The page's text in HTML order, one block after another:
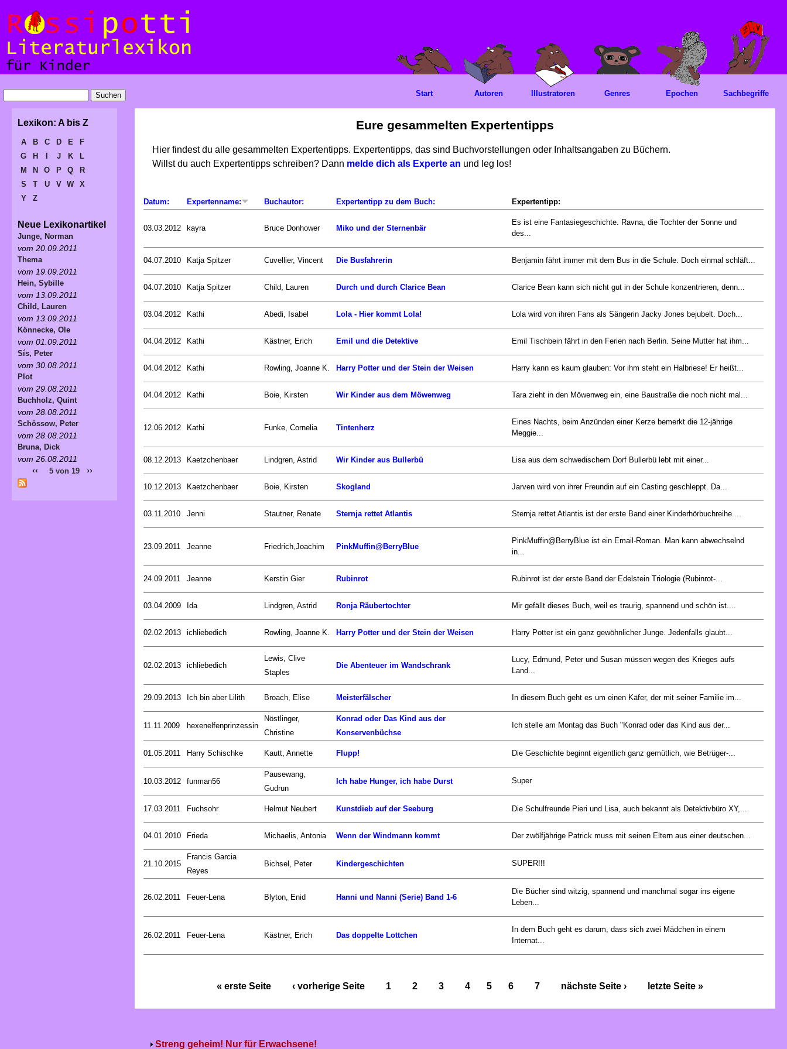
Eure gesammelten Expertentipps
Hier findest du alle gesammelten Expertentipps. Expertentipps, das sind Buchvorstellungen oder Inhaltsangaben zu Büchern.
Willst du auch Expertentipps schreiben? Dann melde dich als Experte an und leg los!
Datum: Expertenname: Buchautor: Expertentipp zu dem Buch: Expertentipp:
03.03.2012 kayra Bruce Donhower Miko und der Sternenbär
Es ist eine Fantasiegeschichte. Ravna, die Tochter der Sonne und
des...
04.07.2010 Katja Spitzer Cuvellier, Vincent Die Busfahrerin Benjamin fährt immer mit dem Bus in die Schule. Doch einmal schläft...
04.07.2010 Katja Spitzer Child, Lauren Durch und durch Clarice Bean Clarice Bean kann sich nicht gut in der Schule konzentrieren, denn...
03.04.2012 Kathi Abedi, Isabel Lola - Hier kommt Lola! Lola wird von ihren Fans als Sängerin Jacky Jones bejubelt. Doch...
04.04.2012 Kathi Kästner, Erich Emil und die Detektive Emil Tischbein fährt in den Ferien nach Berlin. Seine Mutter hat ihm...
04.04.2012 Kathi Rowling, Joanne K. Harry Potter und der Stein der Weisen Harry kann es kaum glauben: Vor ihm steht ein Halbriese! Er heißt...
04.04.2012 Kathi Boie, Kirsten Wir Kinder aus dem Möwenweg Tara zieht in den Möwenweg ein, eine Baustraße die noch nicht mal...
12.06.2012 Kathi Funke, Cornelia Tintenherz
Eines Nachts, beim Anzünden einer Kerze bemerkt die 12-jährige
Meggie...
08.12.2013 Kaetzchenbaer Lindgren, Astrid Wir Kinder aus Bullerbü Lisa aus dem schwedischem Dorf Bullerbü lebt mit einer...
10.12.2013 Kaetzchenbaer Boie, Kirsten Skogland Jarven wird von ihrer Freundin auf ein Casting geschleppt. Da...
03.11.2010 Jenni Stautner, Renate Sternja rettet Atlantis Sternja rettet Atlantis ist der erste Band einer Kinderhörbuchreihe....
23.09.2011 Jeanne Friedrich,Joachim PinkMuffin@BerryBlue
PinkMuffin@BerryBlue ist ein Email-Roman. Man kann abwechselnd
in...
24.09.2011 Jeanne Kerstin Gier Rubinrot Rubinrot ist der erste Band der Edelstein Triologie (Rubinrot-...
03.04.2009 Ida Lindgren, Astrid Ronja Räubertochter Mir gefällt dieses Buch, weil es traurig, spannend und schön ist....
02.02.2013 ichliebedich Rowling, Joanne K. Harry Potter und der Stein der Weisen Harry Potter ist ein ganz gewöhnlicher Junge. Jedenfalls glaubt...
02.02.2013 ichliebedich
Lewis, Clive
Staples
Die Abenteuer im Wandschrank
Lucy, Edmund, Peter und Susan müssen wegen des Krieges aufs
Land...
29.09.2013 Ich bin aber Lilith Broach, Elise Meisterfälscher In diesem Buch geht es um einen Käfer, der mit seiner Familie im...
11.11.2009 hexenelfenprinzessin
Nöstlinger,
Christine
Konrad oder Das Kind aus der
Konservenbüchse
Ich stelle am Montag das Buch "Konrad oder das Kind aus der...
01.05.2011 Harry Schischke Kautt, Annette Flupp! Die Geschichte beginnt eigentlich ganz gemütlich, wie Betrüger-...
10.03.2012 funman56
Pausewang,
Gudrun
Ich habe Hunger, ich habe Durst Super
17.03.2011 Fuchsohr Helmut Neubert Kunstdieb auf der Seeburg Die Schulfreunde Pieri und Lisa, auch bekannt als Detektivbüro XY,...
04.01.2010 Frieda Michaelis, Antonia Wenn der Windmann kommt Der zwölfjährige Patrick muss mit seinen Eltern aus einer deutschen...
21.10.2015
Francis Garcia
Reyes
Bichsel, Peter Kindergeschichten SUPER!!!
26.02.2011 Feuer-Lena Blyton, Enid Hanni und Nanni (Serie) Band 1-6
Die Bücher sind witzig, spannend und manchmal sogar ins eigene
Leben...
26.02.2011 Feuer-Lena Kästner, Erich Das doppelte Lottchen
In dem Buch geht es darum, dass sich zwei Mädchen in einem
Internat...
« erste Seite ‹ vorherige Seite 1 2 3 4 5 6 7 nächste Seite › letzte Seite »
Streng geheim! Nur für Erwachsene!
Start Autoren Illustratoren Genres Epochen Sachbegriffe
Lexikon: A bis Z
A B C D E
F
G
H J K
L
M
N O P Q
R
S
T U V W
X
Y
Z
Neue Lexikonartikel
Junge, Norman
vom 20.09.2011
Thema
vom 19.09.2011
Hein, Sybille
vom 13.09.2011
Child, Lauren
vom 13.09.2011
Könnecke, Ole
vom 01.09.2011
Sís, Peter
vom 30.08.2011
Plot
vom 29.08.2011
Buchholz, Quint
vom 28.08.2011
Schössow, Peter
vom 28.08.2011
Bruna, Dick
vom 26.08.2011
‹‹ 5 von 19 ››